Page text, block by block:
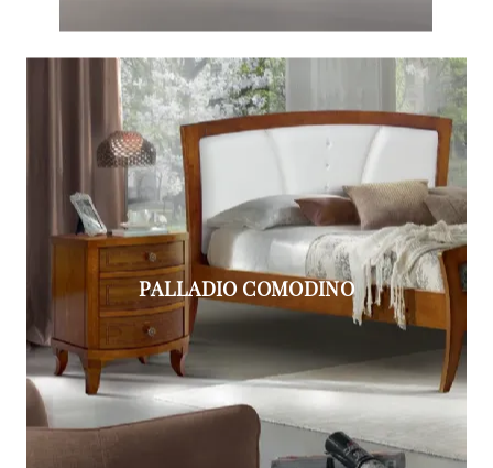
PALLADIO COMODINO